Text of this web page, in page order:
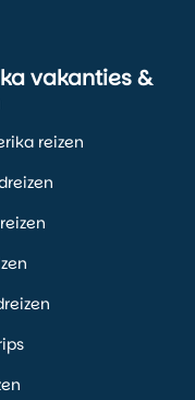
vakanties &
reizen